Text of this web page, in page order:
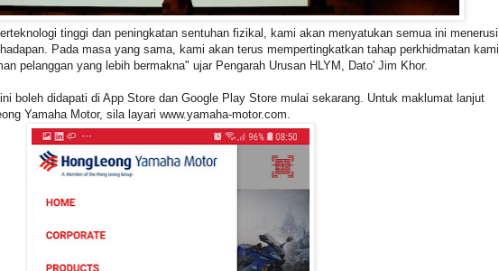
tinggi dan peningkatan sentuhan fizikal, kami akan menyatukan semua ini menerusi
Pada masa yang sama, kami akan terus mempertingkatkan tahap perkhidmatan kami
pelanggan yang lebih bermakna" ujar Pengarah Urusan HLYM, Dato' Jim Khor.
boleh didapati di App Store dan Google Play Store mulai sekarang. Untuk maklumat lanjut
Yamaha Motor, sila layari www.yamaha-motor.com.